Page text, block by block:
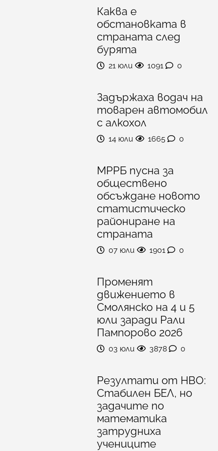
Каква е
обстановката в
страната след
бурята
21 юли 1091 0
Задържаха водач на
товарен автомобил
с алкохол
14 юли 1665 0
МРРБ пусна за
обществено
обсъждане новото
статистическо
райониране на
страната
07 юли 1901 0
Променят
движението в
Смолянско на 4 и 5
юли заради Рали
Пампорово 2026
03 юли 3878 0
Резултати от НВО:
Стабилен БЕЛ, но
задачите по
математика
затрудниха
учениците